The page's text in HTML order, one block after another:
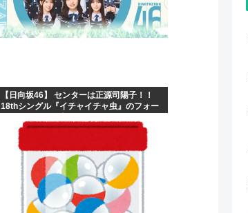
【日向坂46】 センターは正源司陽子！！
18thシングル『イチャイチャ虫』のフォー